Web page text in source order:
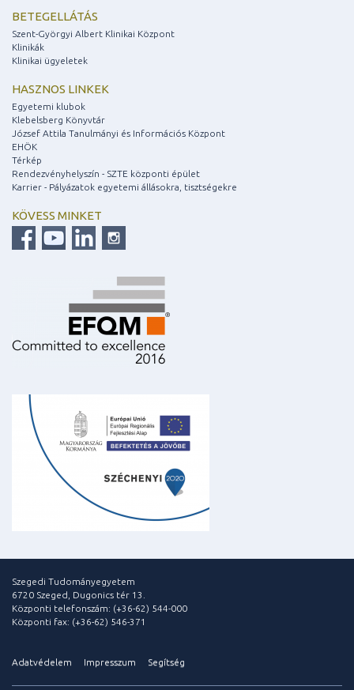
BETEGELLÁTÁS
Szent-Györgyi Albert Klinikai Központ
Klinikák
Klinikai ügyeletek
HASZNOS LINKEK
Egyetemi klubok
Klebelsberg Könyvtár
József Attila Tanulmányi és Információs Központ
EHÖK
Térkép
Rendezvényhelyszín - SZTE központi épület
Karrier - Pályázatok egyetemi állásokra, tisztségekre
KÖVESS MINKET
Szegedi Tudományegyetem
6720 Szeged, Dugonics tér 13.
Központi telefonszám: (+36-62) 544-000
Központi fax: (+36-62) 546-371
Adatvédelem Impresszum Segítség